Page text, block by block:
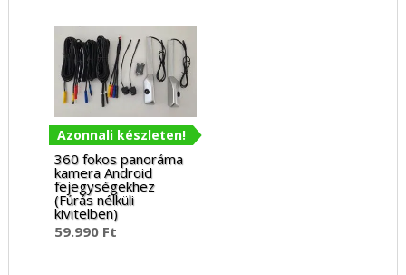
Azonnali készleten!
360 fokos panoráma
kamera Android
fejegységekhez
(Fúrás nélküli
kivitelben)
59.990 Ft